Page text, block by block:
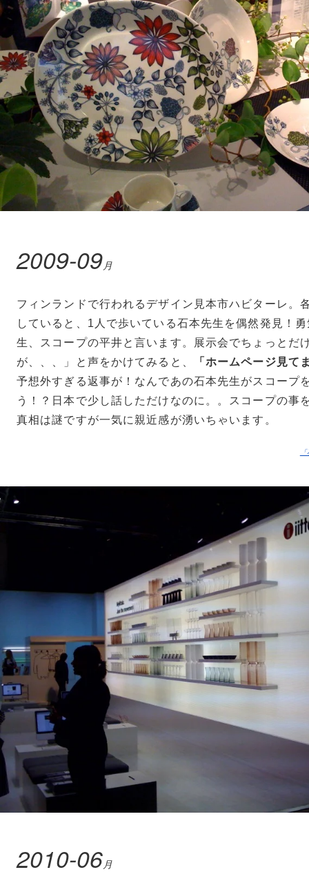
2009-09月
フィンランドで行われるデザイン見本市ハビターレ。
していると、1人で歩いている石本先生を偶然発見！
生、スコープの平井と言います。展示会でちょっとだ
が、、、」と声をかけてみると、
「ホームページ見て
予想外すぎる返事が！なんであの石本先生がスコープ
う！？日本で少し話しただけなのに。。スコープの事
真相は謎ですが一気に親近感が湧いちゃいます。
2010-06月